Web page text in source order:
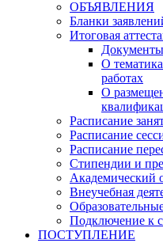
ОБЪЯВЛЕНИЯ
Бланки
Итоговая
О
работах
О
Расписание
Расписание
Расписание
Стипендии и
Академический
Внеучебная
Подключение к
ПОСТУПЛЕНИЕ